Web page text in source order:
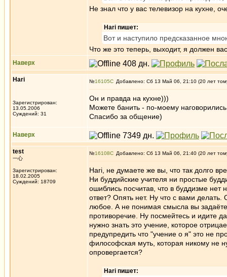
Не знал что у вас телевизор на кухне,
Hari пишет:
Вот и наступило предсказанное
Что же это теперь, выходит, я должен
Наверх
Hari
Зарегистрирован:
13.05.2006
Суждений: 31
№16105 Добавлено: Сб 13 Май 06, 21:10 (20 лет
Он и правда на кухне)))
Можете банить - по-моему
Спасибо за общение)
Наверх
test
一心
Зарегистрирован:
18.02.2005
Суждений: 18709
№16108 Добавлено: Сб 13 Май 06, 21:40 (20 лет
Hari, не думаете же вы, что так долго
Ни буддийские учителя ни простые
ошиблись посчитав, что в буддизме
ответ? Опять нет. Ну что с вами
любое. А не понимая смысла вы
противоречие. Ну посмейтесь и идите
нужно знать это учение, которое
предупредить что "учение о я" это не
философская муть, которая никому не
опровергается?
Hari пишет: